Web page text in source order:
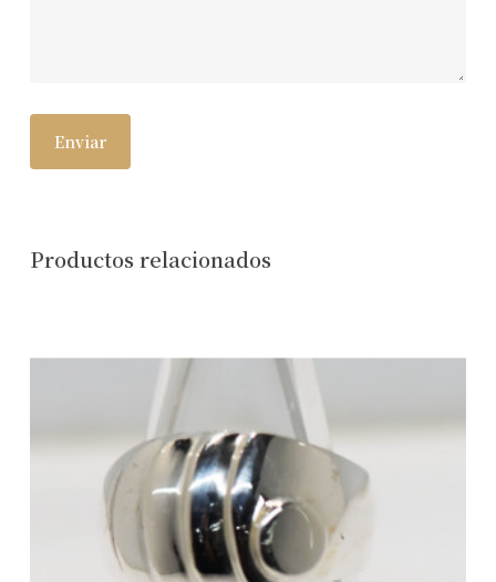
Productos relacionados